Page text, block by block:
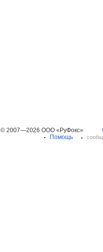
© 2007—2026 ООО «РуФокс»
Помощь